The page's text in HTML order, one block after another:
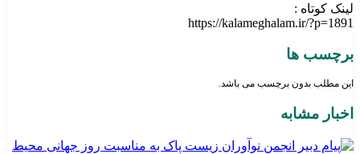
لینک کوتاه :
https://kalameghalam.ir/?p=1891
برچسب ها
این مطلب بدون برچسب می باشد.
اخبار مشابه